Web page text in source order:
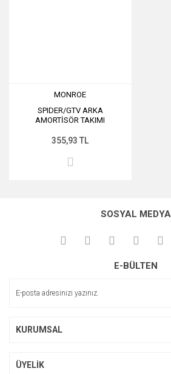
MONROE
SPIDER/GTV ARKA
AMORTİSÖR TAKIMI
355,93 TL
SOSYAL MEDYA
E-BÜLTEN
KURUMSAL
ÜYELİK